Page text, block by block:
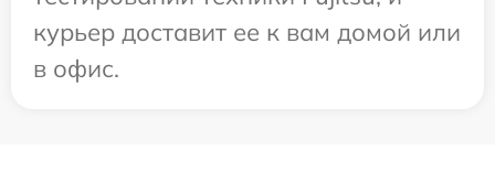
курьер доставит ее к вам домой или
в офис.